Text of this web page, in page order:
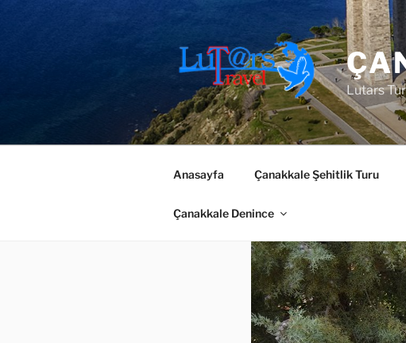
Lutars
Anasayfa Çanakkale Şehitlik Turu
Çanakkale Denince